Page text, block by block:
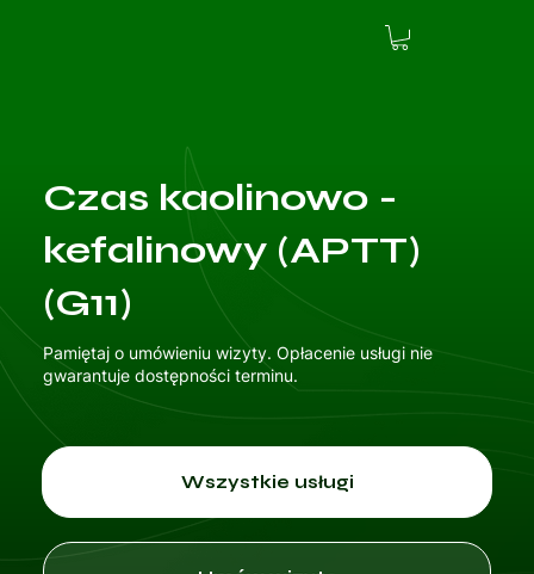
Czas kaolinowo -
kefalinowy (APTT)
(G11)
Pamiętaj o umówieniu wizyty. Opłacenie usługi nie
gwarantuje dostępności terminu.
Wszystkie usługi